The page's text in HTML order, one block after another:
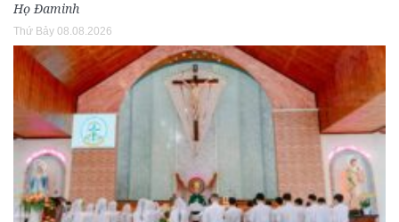
Họ Đaminh
Thứ Bảy 08.08.2026